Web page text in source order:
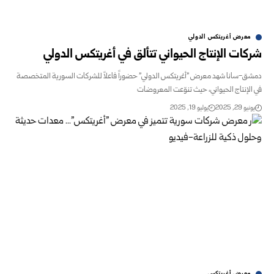
معرض أغريتكس الدولي
الإنتاج الحيواني تتألق في أغريتكس الدولي
سانا شهد معرض "أغريتكس الدولي" حضوراً فاعلاً للشركات السورية المتخصصة
الحيواني، حيث تنوّعت المعروضات
يوليو 19, 2025